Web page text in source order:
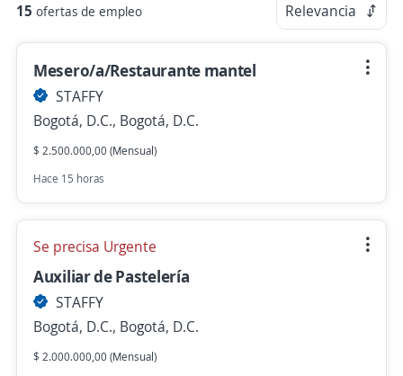
15 ofertas de empleo Relevancia
Mesero/a/Restaurante mantel
STAFFY
Bogotá, D.C., Bogotá, D.C.
$ 2.500.000,00 (Mensual)
Hace 15 horas
Se precisa Urgente
Auxiliar de Pastelería
STAFFY
Bogotá, D.C., Bogotá, D.C.
$ 2.000.000,00 (Mensual)